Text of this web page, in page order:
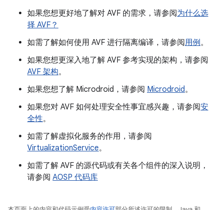
如果您想更好地了解对 AVF 的需求，请参阅为什么选
择 AVF？
如需了解如何使用 AVF 进行隔离编译，请参阅用例。
如果您想更深入地了解 AVF 参考实现的架构，请参阅
AVF 架构。
如果您想了解 Microdroid，请参阅 Microdroid。
如果您对 AVF 如何处理安全性事宜感兴趣，请参阅安
全性。
如需了解虚拟化服务的作用，请参阅
VirtualizationService。
如需了解 AVF 的源代码或有关各个组件的深入说明，
请参阅 AOSP 代码库